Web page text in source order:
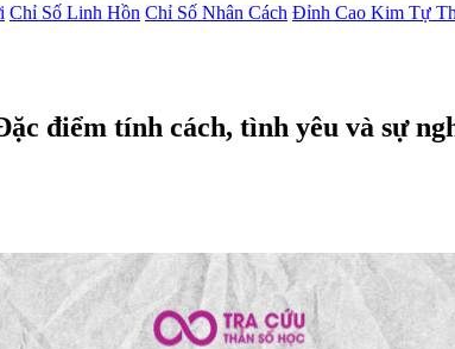
Chỉ Số Linh Hồn Chỉ Số Nhân Cách Đỉnh Cao Kim Tự
điểm tính cách, tình yêu và sự